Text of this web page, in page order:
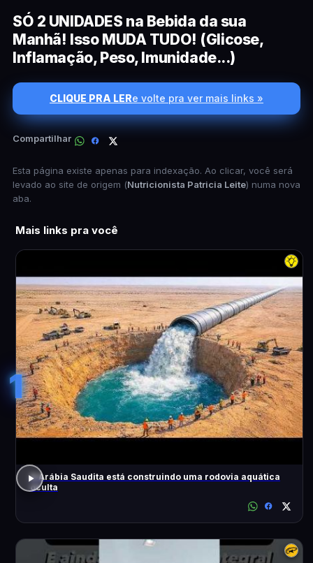
SÓ 2 UNIDADES na Bebida da sua
Manhã! Isso MUDA TUDO! (Glicose,
Inflamação, Peso, Imunidade...)
CLIQUE PRA LERe volte pra ver mais links »
Compartilhar
Esta página existe apenas para indexação. Ao clicar, você será
levado ao site de origem (Nutricionista Patricia Leite) numa nova
aba.
Mais links pra você
1
A Arábia Saudita está construindo uma rodovia aquática
oculta